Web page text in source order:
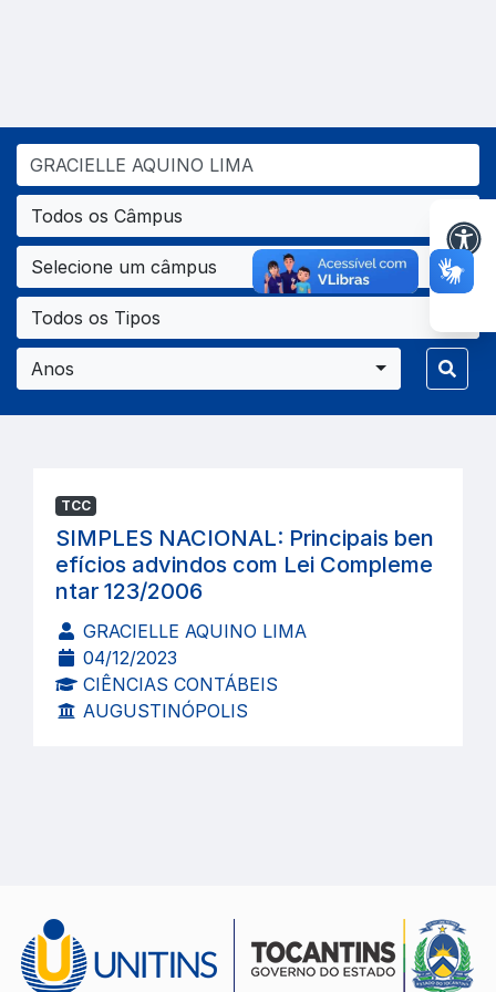
Todos os Câmpus
Selecione um câmpus
Todos os Tipos
Anos
TCC
SIMPLES NACIONAL: Principais ben
efícios advindos com Lei Compleme
ntar 123/2006
GRACIELLE AQUINO LIMA
04/12/2023
CIÊNCIAS CONTÁBEIS
AUGUSTINÓPOLIS